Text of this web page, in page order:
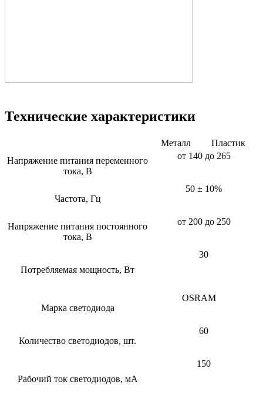
Технические характеристики
Металл
Пластик
Напряжение питания переменного
тока, В
от 140 до 265
Частота, Гц
50 ± 10%
Напряжение питания постоянного
тока, В
от 200 до 250
Потребляемая мощность, Вт
30
Марка светодиода
OSRAM
Количество светодиодов, шт.
60
Рабочий ток светодиодов, мА
150